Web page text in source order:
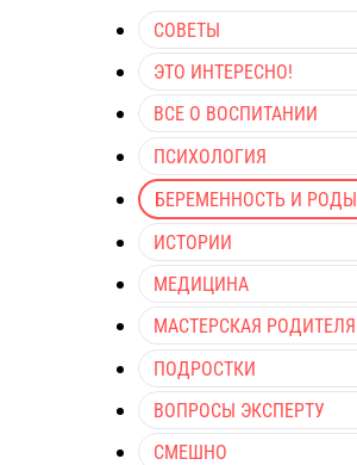
СОВЕТЫ
ЭТО ИНТЕРЕСНО!
ВСЕ О ВОСПИТАНИИ
ПСИХОЛОГИЯ
БЕРЕМЕННОСТЬ И РОДЫ
ИСТОРИИ
МЕДИЦИНА
МАСТЕРСКАЯ РОДИТЕЛЯ
ПОДРОСТКИ
ВОПРОСЫ ЭКСПЕРТУ
СМЕШНО